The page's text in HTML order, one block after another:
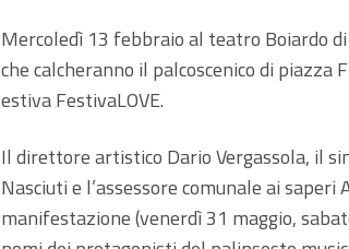
Mercoledì 13 febbraio al teatro Boiardo
che calcheranno il palcoscenico di
estiva FestivaLOVE.
Il direttore artistico Dario Vergassola, il
Nasciuti e l’assessore comunale ai
manifestazione (venerdì 31 maggio,